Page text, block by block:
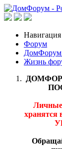
Навигация
Форум
ДомФорум
Жизнь
хранятся